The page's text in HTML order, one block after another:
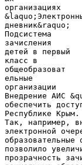
организациях
дневник&raquo;
Подсистема
зачисления
детей в первый
класс в
общеобразоват
ельные
организации
Внедрение АИС
обеспечить
Республике Крым.
Так, например,
электронной
образовательные
позволило
прозрачность